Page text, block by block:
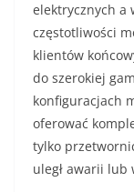
elektrycznych a
częstotliwości
klientów
do szerokiej
konfiguracjach
oferować
tylko
uległ awarii lub